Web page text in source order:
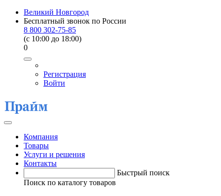
Великий Новгород
Бесплатный звонок по России
8 800 302-75-85
(c 10:00 до 18:00)
0
Регистрация
Войти
Компания
Товары
Услуги и решения
Контакты
Быстрый поиск
Поиск по каталогу товаров